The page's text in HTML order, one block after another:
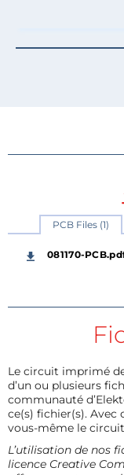
PCB Files (1)
081170-
Le circuit imprimé
d’un ou plusieurs
communauté
ce(s) fichier(s). Avec
vous-même le
L’utilisation de nos
licence Creative